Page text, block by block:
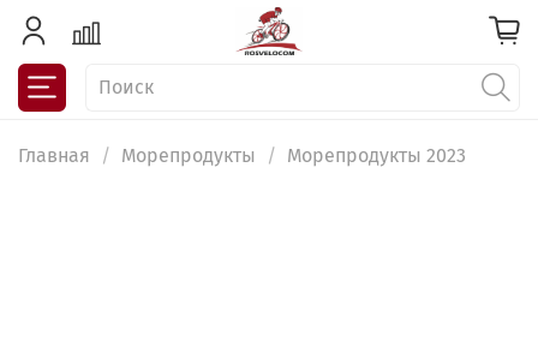
Главная Морепродукты Морепродукты 2023